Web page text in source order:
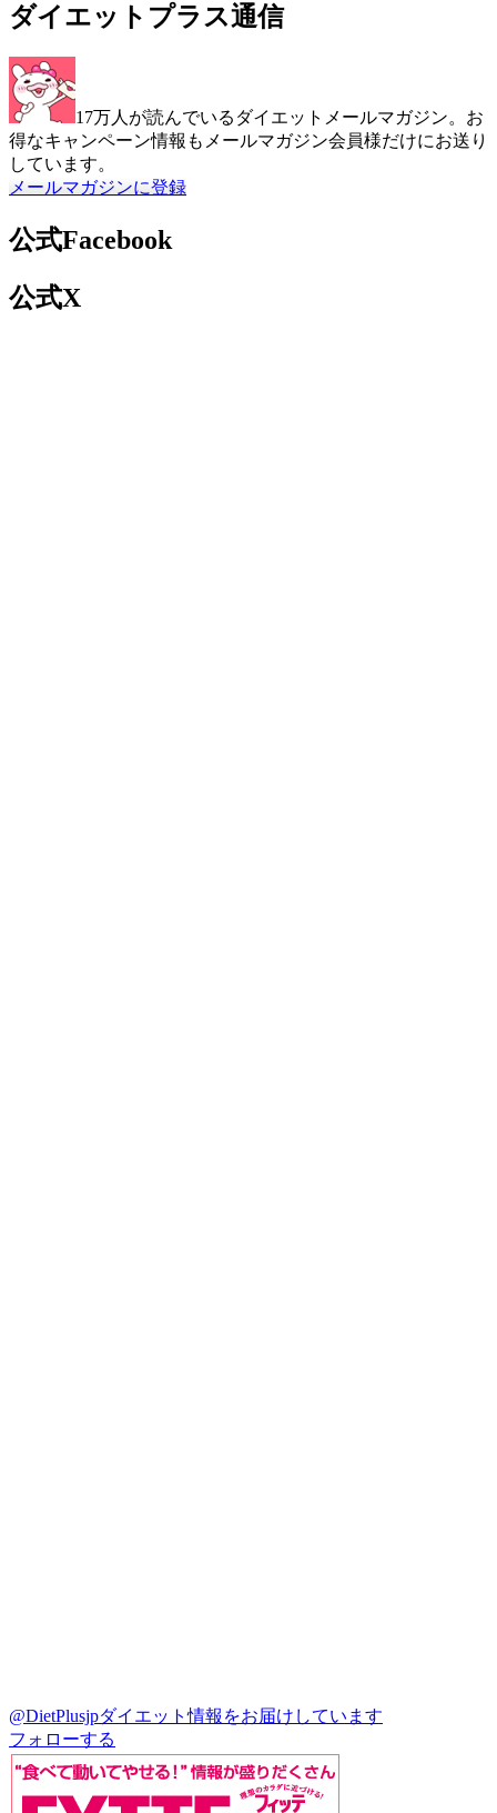
ダイエットプラス通信
17万人が読んでいるダイエットメールマガジン。お
得なキャンペーン情報もメールマガジン会員様だけにお送り
しています。
メールマガジンに登録
公式Facebook
公式X
@DietPlusjpダイエット情報をお届けしています
フォローする